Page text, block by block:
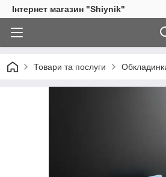
Інтернет магазин "Shiynik"
Товари та послуги